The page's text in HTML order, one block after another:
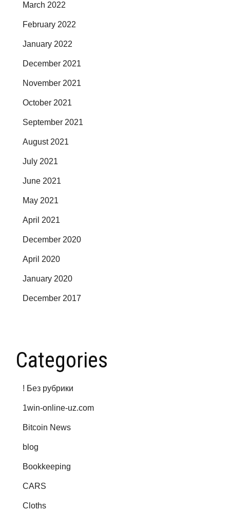
March 2022
February 2022
January 2022
December 2021
November 2021
October 2021
September 2021
August 2021
July 2021
June 2021
May 2021
April 2021
December 2020
April 2020
January 2020
December 2017
Categories
! Без рубрики
1win-online-uz.com
Bitcoin News
blog
Bookkeeping
CARS
Cloths